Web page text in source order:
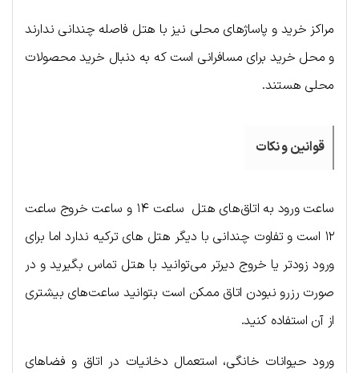
مراکز خرید و پاساژ‌های محلی نیز با هتل فاصله چندانی ندارند
و محل خرید برای مسافرانی است که به دنبال خرید محصولات
محلی هستند.
قوانین و نکات
ساعت ورود به اتاق‌های هتل ساعت ۱۴ و ساعت خروج ساعت
۱۲ است و تفاوت چندانی با دیگر هتل های ترکیه ندارد اما برای
ورود زودتر یا خروج دیرتر می‌توانید با هتل تماس بگیرید و در
صورت رزرو نبودن اتاق ممکن است بتوانید ساعت‌های بیشتری
از آن استفاده کنید.
ورود حیوانات خانگی، استعمال دخانیات در اتاق و فضاهای